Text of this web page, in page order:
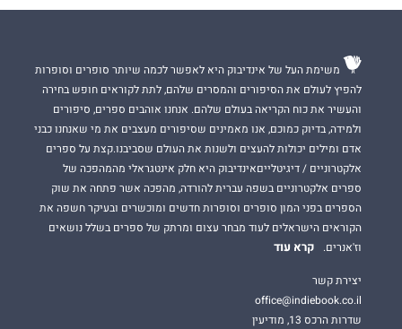
משימת העל של אינדיבוק היא לאפשר לכמה שיותר סופרים וסופרות
להפיץ לעולם את הסיפורים והמסרים שלהם, לתת לקוראים חופש בחירה
והעשיר את כוח הקריאה בעולם שלהם. אנחנו אוהבים ספרים, סיפורים
ולמידה, בדיוק כמוכם, אנו מאמינים שסיפורים מעצבים את מי שאנחנו כבני
אדם ומילים יכולות להעצים ולשנות את העולם שסביבנו.קצת על ספרים
אלקטרוניים / דיגיטלייםאינדיבוק היא חלק אינטגראלי מהמהפכה של
ספרים אלקטרוניים בשפה עברית להורדה, מהפכה אשר פתחה את שוק
הספרים בפני המון סופרים וסופרות חדשים ומוכשרים ובעיקר חשפה את
הקוראים הישראלים לעוד מבחר עצום ומרתק של ספרים בשלל נושאים
וז'אנרים.
קרא עוד
יצירת קשר
office@indiebook.co.il
שדרות הרכס 13, מודיעין